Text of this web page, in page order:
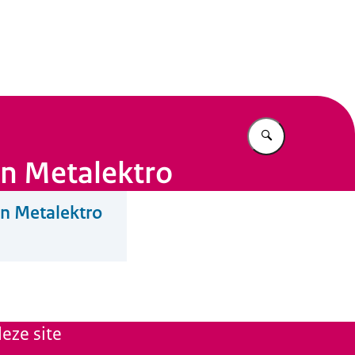
Vul in wat u
Metalektro
Metalektro
site